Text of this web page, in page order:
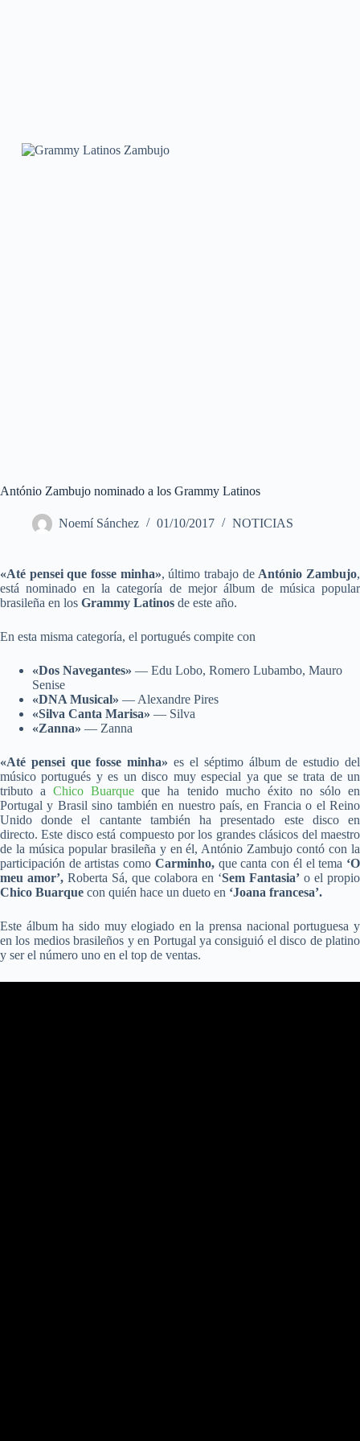
António Zambujo nominado a los Grammy Latinos
Noemí Sánchez 01/10/2017 NOTICIAS
«Até pensei que fosse minha», último trabajo de António Zambujo,
está nominado en la categoría de mejor álbum de música popular
brasileña en los Grammy Latinos de este año.
En esta misma categoría, el portugués compite con
«Dos Navegantes» — Edu Lobo, Romero Lubambo, Mauro
Senise
«DNA Musical» — Alexandre Pires
«Silva Canta Marisa» — Silva
«Zanna» — Zanna
«Até pensei que fosse minha» es el séptimo álbum de estudio del
músico portugués y es un disco muy especial ya que se trata de un
tributo aChico Buarque que ha tenido mucho éxito no sólo en
Portugal y Brasil sino también en nuestro país, en Francia o el Reino
Unido donde el cantante también ha presentado este disco en
directo. Este disco está compuesto por los grandes clásicos del maestro
de la música popular brasileña y en él, António Zambujo contó con la
participación de artistas como Carminho,que canta con él el tema ‘O
meu amor’, Roberta Sá, que colabora en ‘Sem Fantasia’ o el propio
Chico Buarque con quién hace un dueto en ‘Joana francesa’.
Este álbum ha sido muy elogiado en la prensa nacional portuguesa y
en los medios brasileños y en Portugal ya consiguió el disco de platino
y ser el número uno en el top de ventas.